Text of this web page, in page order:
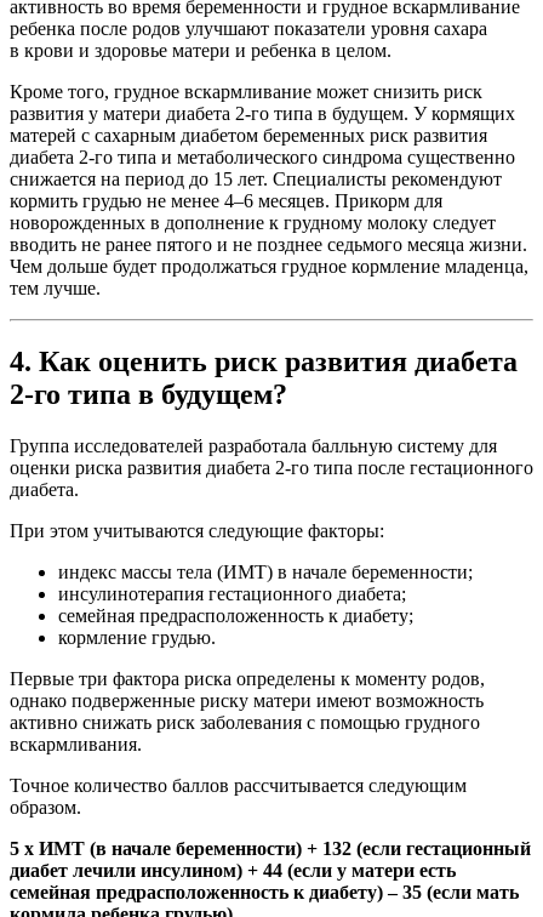
активность во время беременности и грудное вскармливание
ребенка после родов улучшают показатели уровня сахара
в крови и здоровье матери и ребенка в целом.
Кроме того, грудное вскармливание может снизить риск
развития у матери диабета 2-го типа в будущем. У кормящих
матерей с сахарным диабетом беременных риск развития
диабета 2-го типа и метаболического синдрома существенно
снижается на период до 15 лет. Специалисты рекомендуют
кормить грудью не менее 4–6 месяцев. Прикорм для
новорожденных в дополнение к грудному молоку следует
вводить не ранее пятого и не позднее седьмого месяца жизни.
Чем дольше будет продолжаться грудное кормление младенца,
тем лучше.
4. Как оценить риск развития диабета
2-го типа в будущем?
Группа исследователей разработала балльную систему для
оценки риска развития диабета 2-го типа после гестационного
диабета.
При этом учитываются следующие факторы:
индекс массы тела (ИМТ) в начале беременности;
инсулинотерапия гестационного диабета;
семейная предрасположенность к диабету;
кормление грудью.
Первые три фактора риска определены к моменту родов,
однако подверженные риску матери имеют возможность
активно снижать риск заболевания с помощью грудного
вскармливания.
Точное количество баллов рассчитывается следующим
образом.
5 x ИМТ (в начале беременности) + 132 (если гестационный
диабет лечили инсулином) + 44 (если у матери есть
семейная предрасположенность к диабету) – 35 (если мать